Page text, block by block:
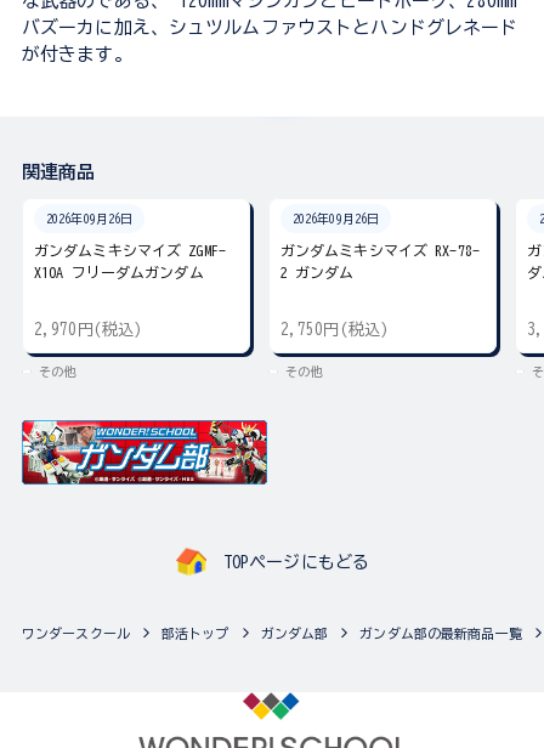
バズーカに加え、シュツルムファウストとハンドグレネード
が付きます。
関連商品
2026年09月26日
ガンダムミキシマイズ ZGMF-
X10A フリーダムガンダム
2,970円(税込)
その他
2026年09月26日
ガンダムミキシマイズ RX-78-
2 ガンダム
2,750円(税込)
その他
TOPページにもどる
ワンダースクール 部活トップ ガンダム部 ガンダム部の最新商品一覧